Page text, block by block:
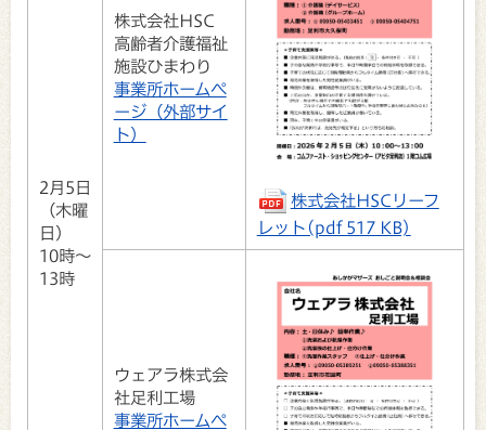
2月5日
（木曜
日）
10時～
13時
株式会社HSC
高齢者介護福祉
施設ひまわり
事業所ホームペ
ージ（外部サイ
ト）
株式会社HSCリーフ
レット(pdf 517 KB)
ウェアラ株式会
社足利工場
事業所ホームペ